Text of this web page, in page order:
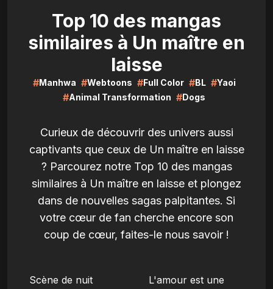
Top 10 des mangas
similaires à Un maître en
laisse
#Manhwa #Webtoons #Full Color #BL #Yaoi
#Animal Transformation #Dogs
Curieux de découvrir des univers aussi
captivants que ceux de Un maître en laisse
? Parcourez notre Top 10 des mangas
similaires à Un maître en laisse et plongez
dans de nouvelles sagas palpitantes. Si
votre cœur de fan cherche encore son
coup de cœur, faites-le nous savoir !
Scène de nuit
L'amour est une